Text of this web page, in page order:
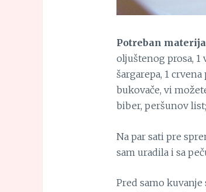
Potreban
oljuštenog prosa, 1
šargarepa, 1
bukovače, vi
biber, peršunov list;
Na par sati pre
sam uradila i sa
Pred samo